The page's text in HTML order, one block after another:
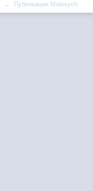
→ Публикации Malevych